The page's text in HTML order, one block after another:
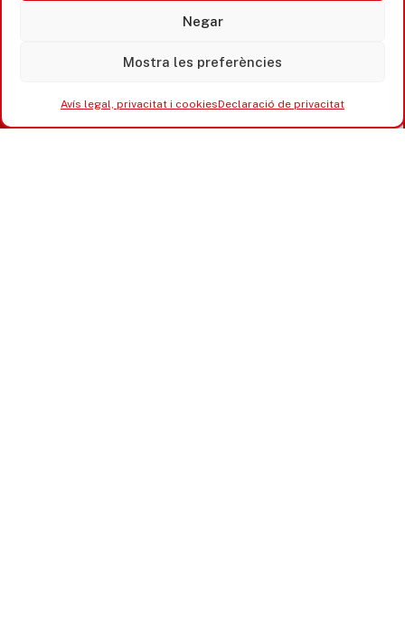
Negar
Mostra les preferències
Avís legal, privacitat i cookiesDeclaració de privacitat
Castell d’Aro · Platja d’Aro · S’Agaró